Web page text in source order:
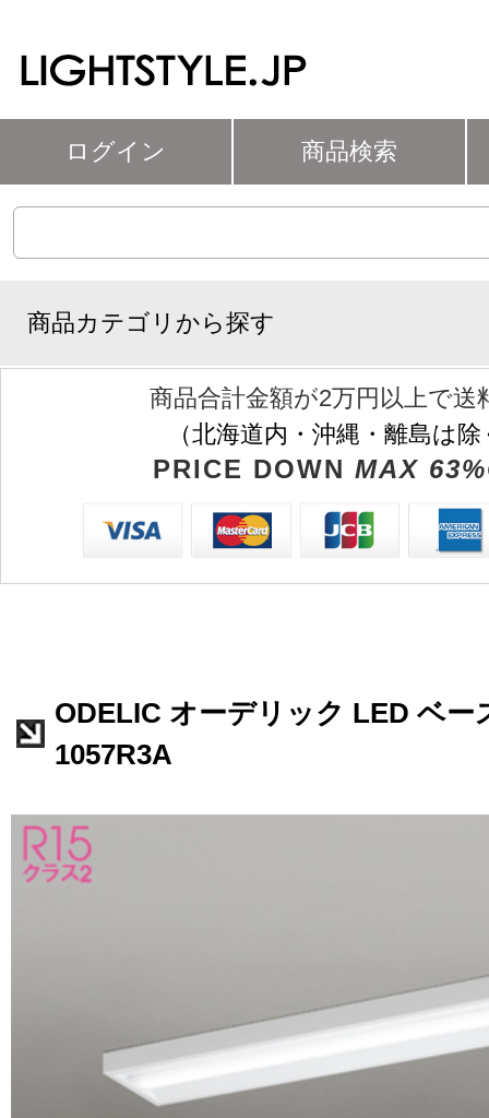
ログイン 商品検索
商品カテゴリから探す
商品合計金額が2万円以上で送
（北海道内・沖縄・離島は
PRICE DOWN MAX
ODELIC オーデリック LED ベー
1057R3A